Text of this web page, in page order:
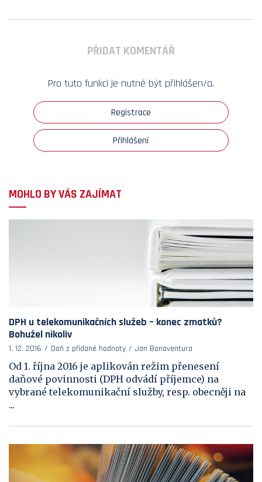
PŘIDAT KOMENTÁŘ
Pro tuto funkci je nutné být přihlášen/a.
Registrace
Přihlášení
MOHLO BY VÁS ZAJÍMAT
DPH u telekomunikačních služeb – konec zmatků?
Bohužel nikoliv
1. 12. 2016 Daň z přidané hodnoty Jan Bonaventura
Od 1. října 2016 je aplikován režim přenesení
daňové povinnosti (DPH odvádí příjemce) na
vybrané telekomunikační služby, resp. obecněji na
...